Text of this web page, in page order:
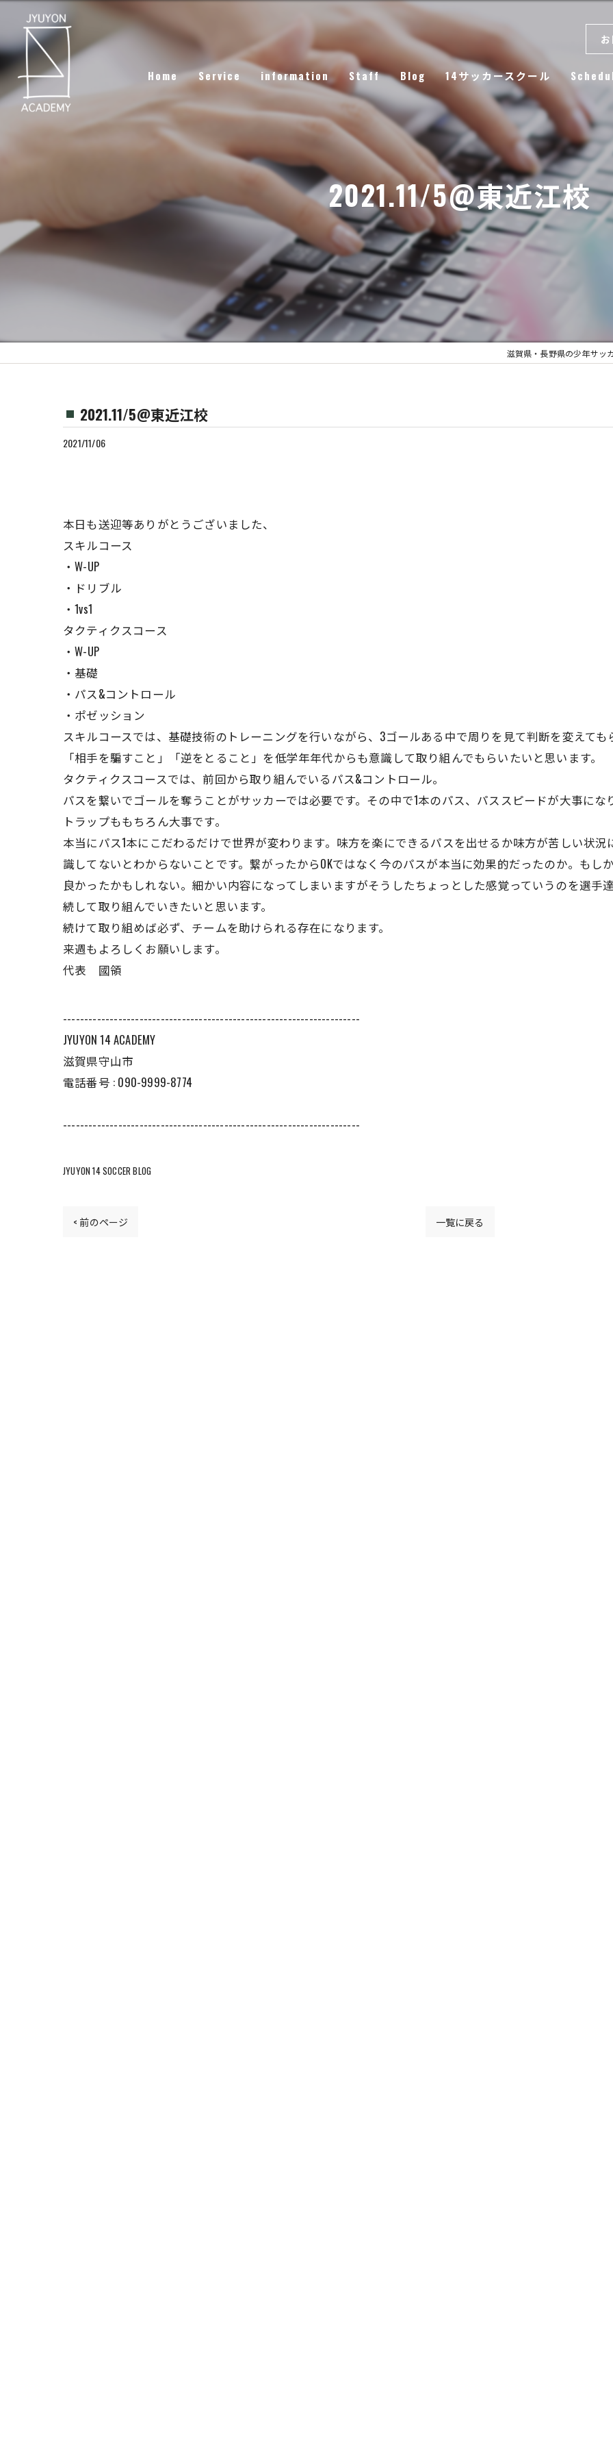
Home Service information Staff Blog
Column
14サッカースクール
2021.11/5@東近江校
滋賀県・長野県の少年サッカ
2021.11/5@東近江校
2021/11/06
本日も送迎等ありがとうございました、
スキルコース
・W-UP
・ドリブル
・1vs1
タクティクスコース
・W-UP
・基礎
・パス&コントロール
・ポゼッション
スキルコースでは、基礎技術のトレーニングを行いながら、3ゴールある中で周りを見て判断を変えても
「相手を騙すこと」「逆をとること」を低学年年代からも意識して取り組んでもらいたいと思います。
タクティクスコースでは、前回から取り組んでいるパス&コントロール。
パスを繋いでゴールを奪うことがサッカーでは必要です。その中で1本のパス、パススピードが大事にな
トラップももちろん大事です。
本当にパス1本にこだわるだけで世界が変わります。味方を楽にできるパスを出せるか味方が苦しい状
識してないとわからないことです。繋がったからOKではなく今のパスが本当に効果的だったのか。もし
良かったかもしれない。細かい内容になってしまいますがそうしたちょっとした感覚っていうのを選手
続して取り組んでいきたいと思います。
続けて取り組めば必ず、チームを助けられる存在になります。
来週もよろしくお願いします。
代表 國領
----------------------------------------------------------------------
JYUYON 14 ACADEMY
滋賀県守山市
電話番号 : 090-9999-8774
----------------------------------------------------------------------
JYUYON 14 SOCCER BLOG
< 前のページ 一覧に戻る